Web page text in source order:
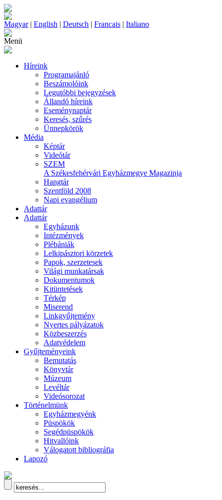
Magyar| English | Deutsch | Francais | Italiano
Menü
Híreink
Programajánló
Beszámolóink
Legutóbbi bejegyzések
Állandó híreink
Eseménynaptár
Keresés, szűrés
Ünnepkörök
Média
Képtár
Videótár
SZEM
A Székesfehérvári Egyházmegye Magazinja
Hangtár
Szentföld 2008
Napi evangélium
Adattár
Adattár
Egyházunk
Intézmények
Plébániák
Lelkipásztori körzetek
Papok, szerzetesek
Világi munkatársak
Dokumentumok
Kitüntetések
Térkép
Miserend
Linkgyűjtemény
Nyertes pályázatok
Közbeszerzés
Adatvédelem
Gyűjteményeink
Bemutatás
Könyvtár
Múzeum
Levéltár
Videósorozat
Történelmünk
Egyházmegyénk
Püspökök
Segédpüspökök
Hitvallóink
Válogatott bibliográfia
Lapozó